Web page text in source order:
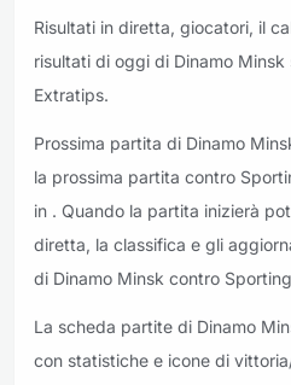
Risultati in diretta, giocatori, il
risultati di oggi di Dinamo Minsk
Extratips.
Prossima partita di Dinamo
la prossima partita contro
in . Quando la partita inizierà
diretta, la classifica e gli
di Dinamo Minsk contro
La scheda partite di Dinamo
con statistiche e icone di